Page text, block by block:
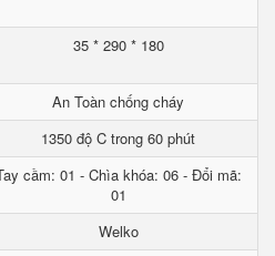
35 * 290 * 180
An Toàn chống cháy
1350 độ C trong 60 phút
cầm: 01 - Chìa khóa: 06 - Đổi mã:
01
Welko